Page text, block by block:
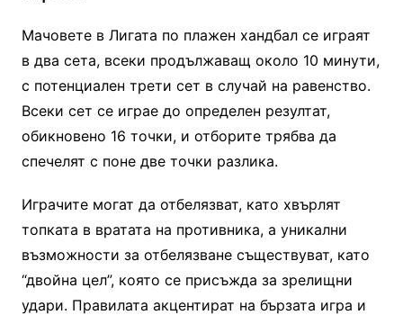
Мачовете в Лигата по плажен хандбал се играят
в два сета, всеки продължаващ около 10 минути,
с потенциален трети сет в случай на равенство.
Всеки сет се играе до определен резултат,
обикновено 16 точки, и отборите трябва да
спечелят с поне две точки разлика.
Играчите могат да отбелязват, като хвърлят
топката в вратата на противника, а уникални
възможности за отбелязване съществуват, като
“двойна цел”, която се присъжда за зрелищни
удари. Правилата акцентират на бързата игра и